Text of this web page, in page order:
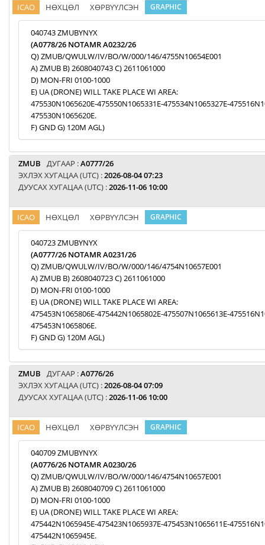
ICAO НӨХЦӨЛ ХӨРВҮҮЛСЭН GRAPHIC
040743 ZMUBYNYX
(A0778/26 NOTAMR A0232/26
Q) ZMUB/QWULW/IV/BO/W/000/146/4755N10654E001
A) ZMUB B) 2608040743 C) 2611061000
D) MON-FRI 0100-1000
E) UA (DRONE) WILL TAKE PLACE WI AREA:
475530N1065620E-475550N1065331E-475534N1065327E-
475530N1065620E.
F) GND G) 120M AGL)
ZMUB ДУГААР :A0777/26
ЭХЛЭХ ХУГАЦАА (UTC) :2026-08-04 07:23
ДУУСАХ ХУГАЦАА (UTC) :2026-11-06 10:00
ICAO НӨХЦӨЛ ХӨРВҮҮЛСЭН GRAPHIC
040723 ZMUBYNYX
(A0777/26 NOTAMR A0231/26
Q) ZMUB/QWULW/IV/BO/W/000/146/4754N10657E001
A) ZMUB B) 2608040723 C) 2611061000
D) MON-FRI 0100-1000
E) UA (DRONE) WILL TAKE PLACE WI AREA:
475453N1065806E-475442N1065802E-475507N1065613E-
475453N1065806E.
F) GND G) 120M AGL)
ZMUB ДУГААР :A0776/26
ЭХЛЭХ ХУГАЦАА (UTC) :2026-08-04 07:09
ДУУСАХ ХУГАЦАА (UTC) :2026-11-06 10:00
ICAO НӨХЦӨЛ ХӨРВҮҮЛСЭН GRAPHIC
040709 ZMUBYNYX
(A0776/26 NOTAMR A0230/26
Q) ZMUB/QWULW/IV/BO/W/000/146/4754N10657E001
A) ZMUB B) 2608040709 C) 2611061000
D) MON-FRI 0100-1000
E) UA (DRONE) WILL TAKE PLACE WI AREA:
475442N1065945E-475423N1065937E-475453N1065611E-
475442N1065945E.